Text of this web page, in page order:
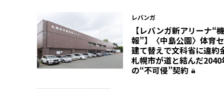
レバンガ
【レバンガ新アリーナ“
報”】〈中島公園〉体育
建て替えで文科省に違
札幌市が道と結んだ2040
の“不可侵”契約